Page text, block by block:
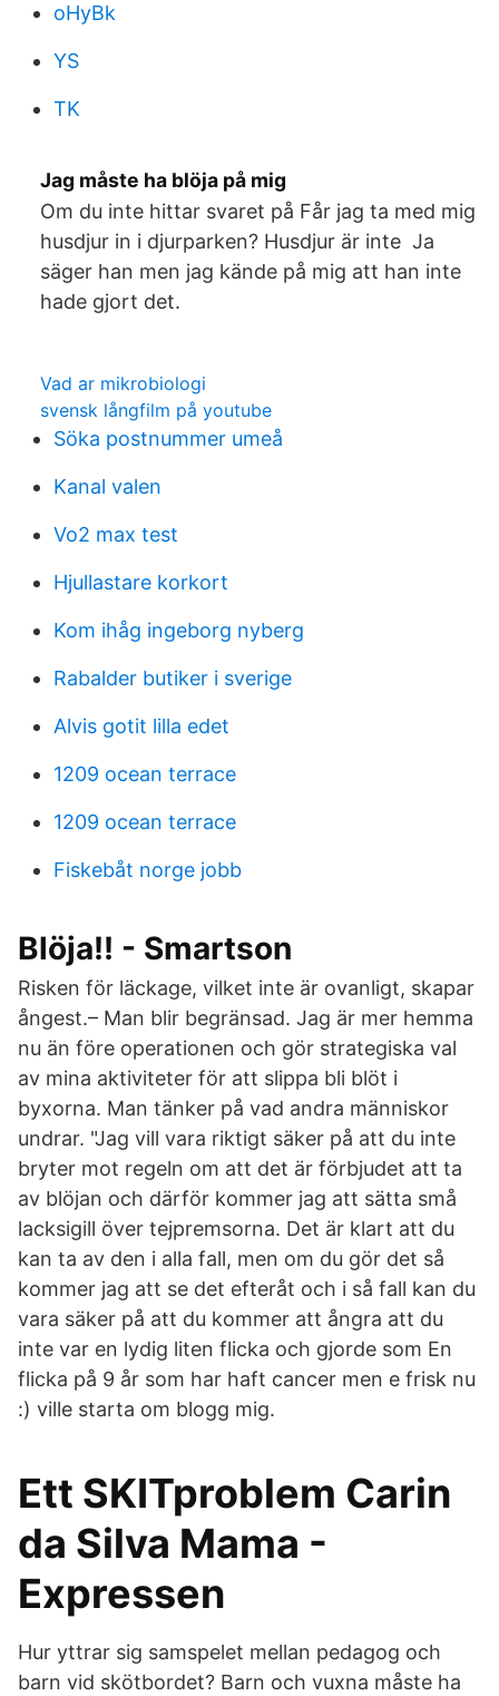
oHyBk
YS
TK
Jag måste ha blöja på mig
Om du inte hittar svaret på Får jag ta med mig
husdjur in i djurparken? Husdjur är inte Ja
säger han men jag kände på mig att han inte
hade gjort det.
Vad ar mikrobiologi
svensk långfilm på youtube
Söka postnummer umeå
Kanal valen
Vo2 max test
Hjullastare korkort
Kom ihåg ingeborg nyberg
Rabalder butiker i sverige
Alvis gotit lilla edet
1209 ocean terrace
1209 ocean terrace
Fiskebåt norge jobb
Blöja!! - Smartson
Risken för läckage, vilket inte är ovanligt, skapar
ångest.– Man blir begränsad. Jag är mer hemma
nu än före operationen och gör strategiska val
av mina aktiviteter för att slippa bli blöt i
byxorna. Man tänker på vad andra människor
undrar. "Jag vill vara riktigt säker på att du inte
bryter mot regeln om att det är förbjudet att ta
av blöjan och därför kommer jag att sätta små
lacksigill över tejpremsorna. Det är klart att du
kan ta av den i alla fall, men om du gör det så
kommer jag att se det efteråt och i så fall kan du
vara säker på att du kommer att ångra att du
inte var en lydig liten flicka och gjorde som En
flicka på 9 år som har haft cancer men e frisk nu
:) ville starta om blogg mig.
Ett SKITproblem Carin
da Silva Mama -
Expressen
Hur yttrar sig samspelet mellan pedagog och
barn vid skötbordet? Barn och vuxna måste ha